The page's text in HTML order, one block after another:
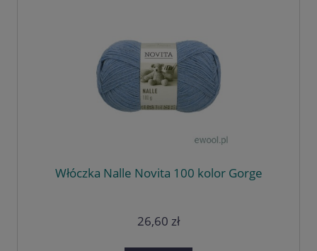
Włóczka Nalle Novita 100 kolor Gorge
26,60 zł